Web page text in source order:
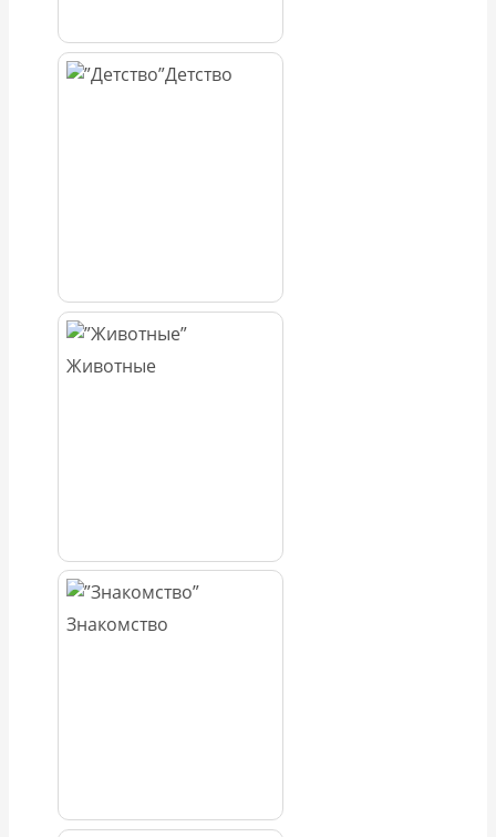
Детство
Животные
Знакомство